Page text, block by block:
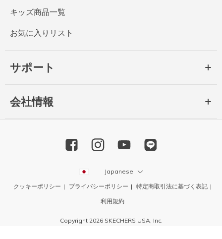
キッズ商品一覧
お気に入りリスト
サポート
会社情報
Japanese
クッキーポリシー プライバシーポリシー
特定商取引法に基づく表記
利用規約
Copyright 2026 SKECHERS USA, Inc.